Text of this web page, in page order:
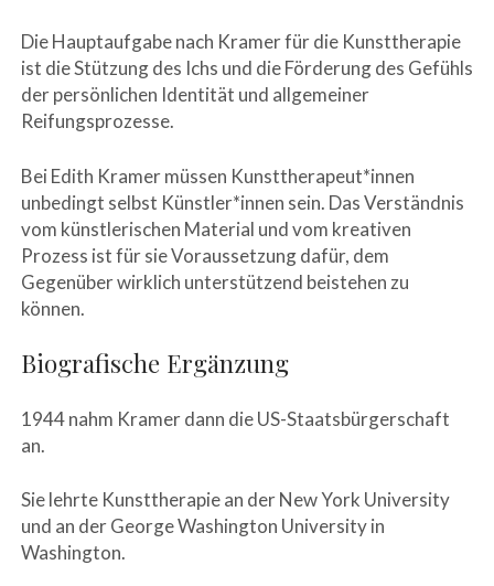
Die Hauptaufgabe nach Kramer für die Kunsttherapie
ist die Stützung des Ichs und die Förderung des Gefühls
der persönlichen Identität und allgemeiner
Reifungsprozesse.
Bei Edith Kramer müssen Kunsttherapeut*innen
unbedingt selbst Künstler*innen sein. Das Verständnis
vom künstlerischen Material und vom kreativen
Prozess ist für sie Voraussetzung dafür, dem
Gegenüber wirklich unterstützend beistehen zu
können.
Biografische Ergänzung
1944 nahm Kramer dann die US-Staatsbürgerschaft
an.
Sie lehrte Kunsttherapie an der New York University
und an der George Washington University in
Washington.